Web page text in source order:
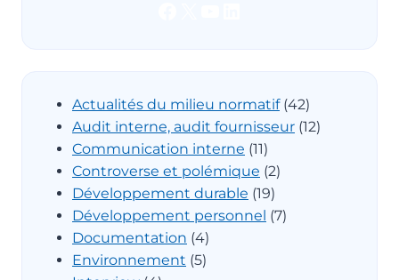
Actualités du milieu normatif(42)
Audit interne, audit fournisseur (12)
Communication interne (11)
Controverse et polémique (2)
Développement durable (19)
Développement personnel (7)
Documentation (4)
Environnement (5)